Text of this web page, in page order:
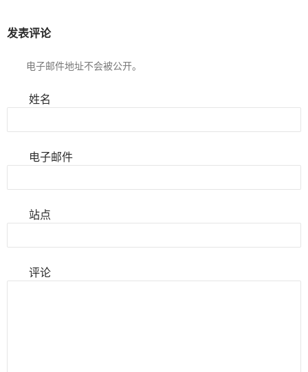
发表评论
电子邮件地址不会被公开。
姓名
电子邮件
站点
评论